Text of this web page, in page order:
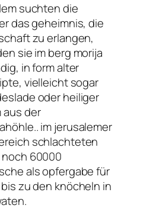
suchten die
das geheimnis, die
zu erlangen,
sie im berg morija
in form alter
vielleicht sogar
oder heiliger
aus der
im jerusalemer
schlachteten
60000
als opfergabe für
zu den knöcheln in